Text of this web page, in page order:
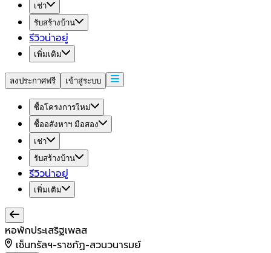
เช่า
รับสร้างบ้าน
รีวิวน่าอยู่
เพิ่มเติม
ลงประกาศฟรี เข้าสู่ระบบ
ซื้อโครงการใหม่
ซื้ออสังหาฯ มือสอง
เช่า
รับสร้างบ้าน
รีวิวน่าอยู่
เพิ่มเติม
หอพักประเสริฐเพลส
เซ็นทรัลฯ-ราชภัฏ-สวนวนารมย์